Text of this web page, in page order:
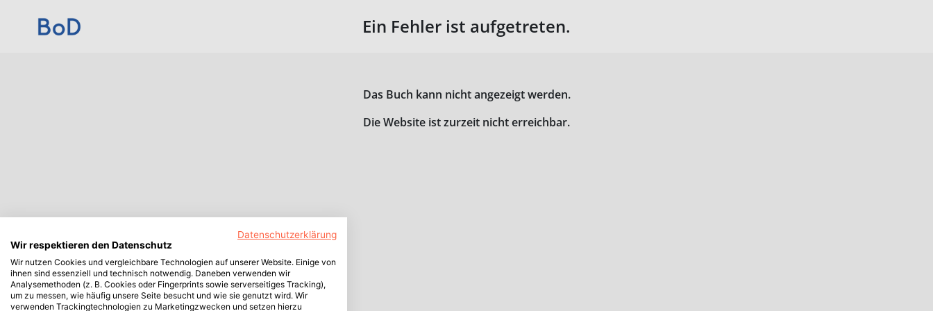
Ein Fehler ist aufgetreten.
Das Buch kann nicht angezeigt werden.
Die Website ist zurzeit nicht erreichbar.
Datenschutzerklärung
Wir respektieren den Datenschutz
Wir nutzen Cookies und vergleichbare Technologien auf unserer Website. Einige von
ihnen sind essenziell und technisch notwendig. Daneben verwenden wir
Analysemethoden (z. B. Cookies oder Fingerprints sowie serverseitiges Tracking),
um zu messen, wie häufig unsere Seite besucht und wie sie genutzt wird. Wir
verwenden Trackingtechnologien zu Marketingzwecken und setzen hierzu